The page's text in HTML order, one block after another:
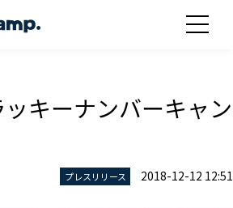
キーナンバーキャン
プレスリリース 2018-12-12 12:51